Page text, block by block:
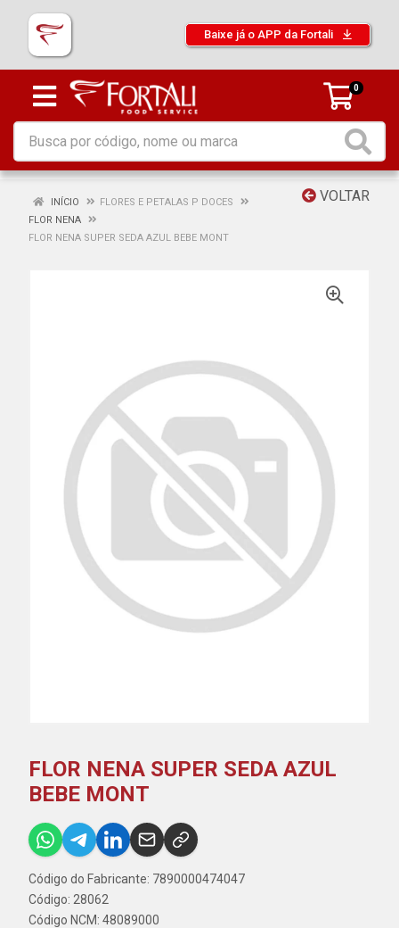
Baixe já o APP da Fortali
0
VOLTAR
INÍCIO
FLORES E PETALAS P DOCES
FLOR NENA
FLOR NENA SUPER SEDA AZUL BEBE MONT
FLOR NENA SUPER SEDA AZUL
BEBE MONT
Código do Fabricante: 7890000474047
Código: 28062
Código NCM: 48089000